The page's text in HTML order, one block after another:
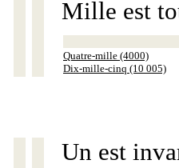
Mille est
Quatre-mille (4000)
Dix-mille-cinq (10 005)
Un est